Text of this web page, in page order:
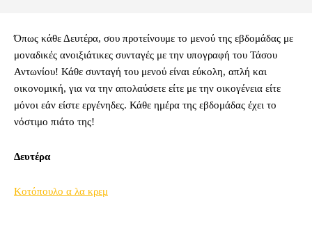
Όπως κάθε Δευτέρα, σου προτείνουμε το μενού της εβδομάδας με
μοναδικές ανοιξιάτικες συνταγές με την υπογραφή του Τάσου
Αντωνίου! Κάθε συνταγή του μενού είναι εύκολη, απλή και
οικονομική, για να την απολαύσετε είτε με την οικογένεια είτε
μόνοι εάν είστε εργένηδες. Κάθε ημέρα της εβδομάδας έχει το
νόστιμο πιάτο της!
Δευτέρα
Κοτόπουλο α λα κρεμ